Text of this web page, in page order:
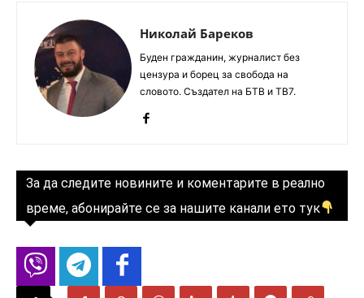
Николай Бареков
Буден гражданин, журналист без
цензура и борец за свобода на
словото. Създател на БТВ и ТВ7.
За да следите новините и коментарите в реално
време, абонирайте се за нашите канали ето тук